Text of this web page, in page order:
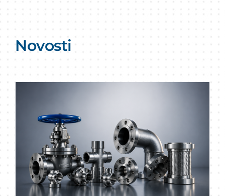
Novosti